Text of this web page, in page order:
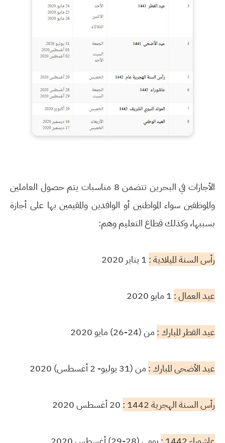
الأجازات في البحرين تتضمن 8 مناسبات يتم حصول العاملين
والموظفين سواء المواطنين أو الوافدين والمقيمين بها على أجازة
بسببها، وكذلك قطاع التعليم وهم:
رأس السنة الميلادية :
عيد العمال :
عيد الفطر المبارك : من (24-26) مايو 2020
عيد الأضحى المبارك : من (31 يوليو- 2 أغسطس) 2020
رأس السنة الهجرية 1442 :